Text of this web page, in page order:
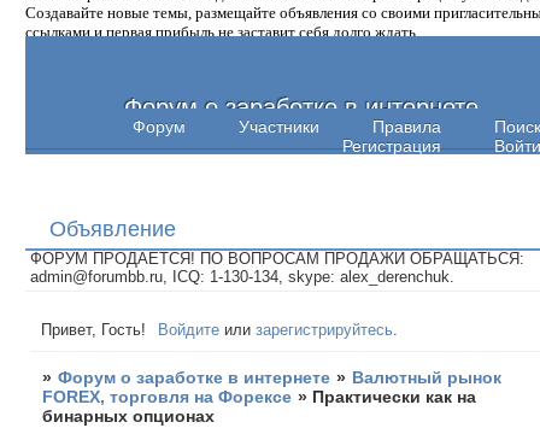
Создавайте новые темы, размещайте объявления со своими
ссылками и первая прибыль не заставит себя долго ждать.
Форум о заработке в интернете
Форум Участники Правила
Поиск
Регистрация
Войти
Объявление
ФОРУМ ПРОДАЕТСЯ! ПО ВОПРОСАМ ПРОДАЖИ ОБРАЩАТЬСЯ:
admin@forumbb.ru, ICQ: 1-130-134, skype: alex_derenchuk.
Привет, Гость! Войдите илизарегистрируйтесь
» Форум о заработке в интернете » Валютный рынок
FOREX, торговля на Форексе » Практически как на
бинарных опционах